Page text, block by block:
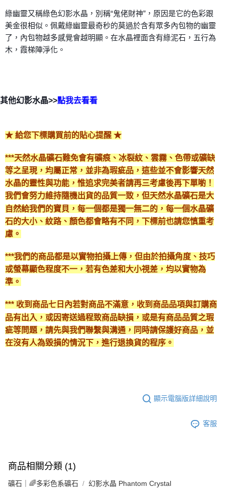
綠幽靈又稱綠色幻影水晶，別稱“鬼佬財神”，原因是它的色彩跟
美金很相似。佩戴綠幽靈最奇秒的莫過於含有眾多內包物的幽靈
了，內包物越多感覺會越明顯。在水晶裡面含有綠泥石，五行為
木，霞梯陣淨化。
其他幻影水晶>>點我去看看
★ 給您下標購買前的貼心提醒 ★
***天然水晶礦石難免會有礦痕、冰裂紋、雲霧、色帶或礦缺
等之呈現，均屬正常，並非為瑕疵品，這些並不會影響天然
水晶的靈性與功能，惟追求完美者請再三考慮後再下單喲！
我們會努力維持隨機出貨的品質一致，但天然水晶礦石是大
自然給我們的寶貝，每一個都是獨一無二的，每一個水晶礦
石的大小、紋路、顏色都會略有不同，下標前也請您慎重考
慮。
***我們的商品都是以實物拍攝上傳，但由於拍攝角度、技巧
或螢幕顯色程度不一，若有色差和大小視差，均以實物為
準。
*** 收到商品七日內若對商品不滿意，收到商品品項與訂購商
品有出入，或因寄送過程致商品缺損，或是有商品品質之瑕
疵等問題，請先與我們聯繫與溝通，同時請保護好商品，並
在沒有人為毀損的情況下，進行退換貨的程序。
顯示電腦版詳細說明
客服
商品相關分類 (1)
礦石｜🌈多彩色系礦石 幻影水晶 Phantom Crystal